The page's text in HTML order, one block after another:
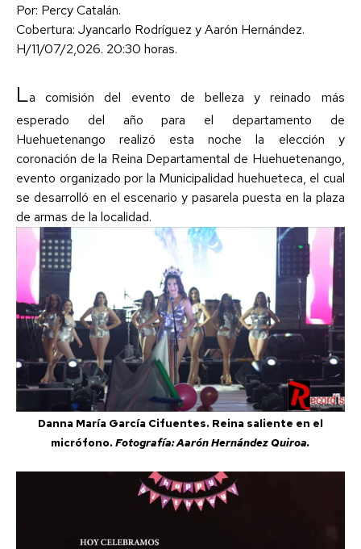
Por: Percy Catalán.
Cobertura: Jyancarlo Rodríguez y Aarón Hernández.
H/11/07/2,026. 20:30 horas.
La comisión del evento de belleza y reinado más
esperado del año para el departamento de
Huehuetenango realizó esta noche la elección y
coronación de la Reina Departamental de Huehuetenango,
evento organizado por la Municipalidad huehueteca, el cual
se desarrolló en el escenario y pasarela puesta en la plaza
de armas de la localidad.
Danna María García Cifuentes. Reina saliente en el
micrófono.Fotografía: Aarón Hernández Quiroa.